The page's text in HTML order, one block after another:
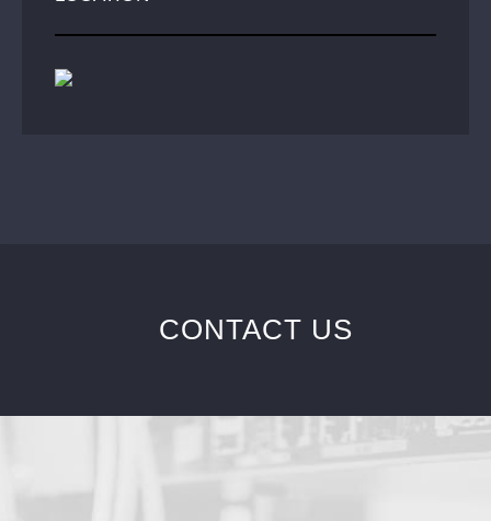
CONTACT US